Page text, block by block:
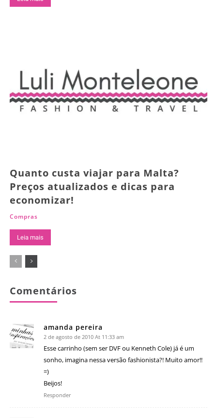
Quanto custa viajar para Malta?
Preços atualizados e dicas para
economizar!
Compras
Leia mais
Comentários
amanda pereira
2 de agosto de 2010 At 11:33 am
Esse carrinho (sem ser DVF ou Kenneth Cole) já é um
sonho, imagina nessa versão fashionista?! Muito amor!!
=)
Beijos!
Responder